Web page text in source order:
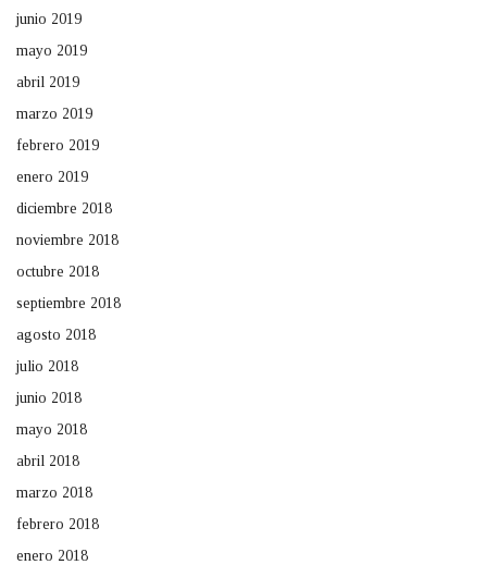
junio 2019
mayo 2019
abril 2019
marzo 2019
febrero 2019
enero 2019
diciembre 2018
noviembre 2018
octubre 2018
septiembre 2018
agosto 2018
julio 2018
junio 2018
mayo 2018
abril 2018
marzo 2018
febrero 2018
enero 2018